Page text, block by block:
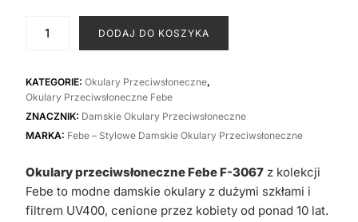
Febe
F-
3067
DODAJ DO KOSZYKA
KATEGORIE: Okulary Przeciwsłoneczne,
Okulary Przeciwsłoneczne Febe
ZNACZNIK: Damskie Okulary Przeciwsłoneczne
MARKA: Febe – Stylowe Damskie Okulary Przeciwsłoneczne
Okulary przeciwsłoneczne Febe F-3067z kolekcji
Febe to modne damskie okulary z dużymi szkłami i
filtrem UV400, cenione przez kobiety od ponad 10 lat.